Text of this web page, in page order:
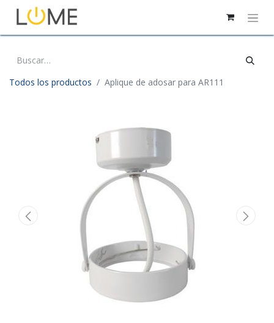
Todos los productos Aplique de adosar para AR111